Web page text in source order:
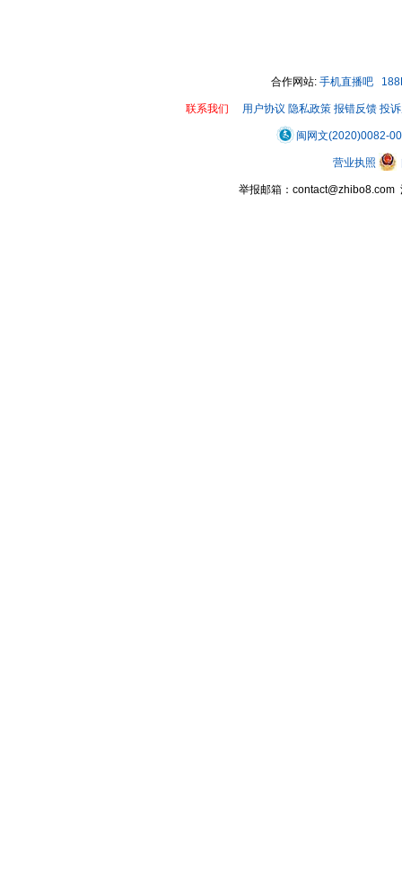
合作网站: 手机直播吧
联系我们 用户协议 隐私政策 报错反馈 投
闽网文(2020)0082-
营业执照
举报邮箱：